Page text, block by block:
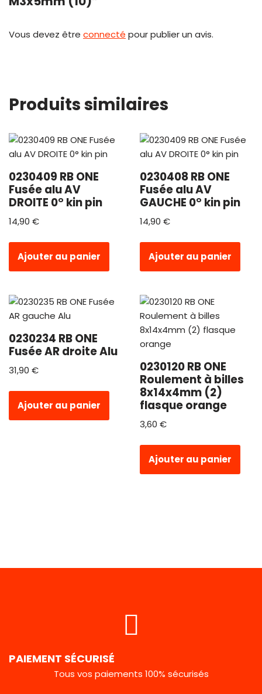
Vous devez être connecté pour publier un avis.
Produits similaires
0230409 RB ONE
Fusée alu AV
DROITE 0° kin pin
14,90 €
Ajouter au panier
0230408 RB ONE
Fusée alu AV
GAUCHE 0° kin pin
14,90 €
Ajouter au panier
0230234 RB ONE
Fusée AR droite Alu
31,90 €
Ajouter au panier
0230120 RB ONE
Roulement à billes
8x14x4mm (2)
flasque orange
3,60 €
Ajouter au panier
PAIEMENT SÉCURISÉ
Tous vos paiements 100% sécurisés